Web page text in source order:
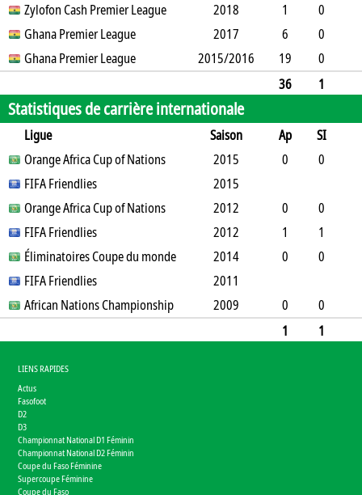
1
2 0 0 0 12
Zylofon Cash Premier League 2018 1
0
0
2 0 0 90
Ghana Premier League 2017 6
0
0
13 0 0 1 532
Ghana Premier League 2015/2016 19
0
1673
36
1
3
48 0 0 2 0 1
Statistiques de carrière internationale
Ligue Saison Ap
SI
SO
B B A CJ CR Min
Orange Africa Cup of Nations 2015 0
0
0
6 0 0
FIFA Friendlies
2015
Orange Africa Cup of Nations
2012 0
0
0
6 0 0
FIFA Friendlies 2012 1
1
0
1 0 0 0
Éliminatoires Coupe du monde 2014 0
0
0
2 0
FIFA Friendlies
2011
African Nations Championship
2009 0
0
1
1
LIENS RAPIDES
Actus
Fasofoot
D2
D3
Championnat National D1 Féminin
Championnat National D2 Féminin
Coupe du Faso Féminine
Supercoupe Féminine
Coupe du Faso